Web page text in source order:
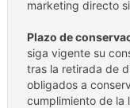
marketing directo
Plazo de
siga vigente su
tras la retirada de
obligados a
cumplimiento de la